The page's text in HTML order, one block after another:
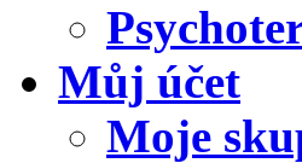
Můj účet
Moje